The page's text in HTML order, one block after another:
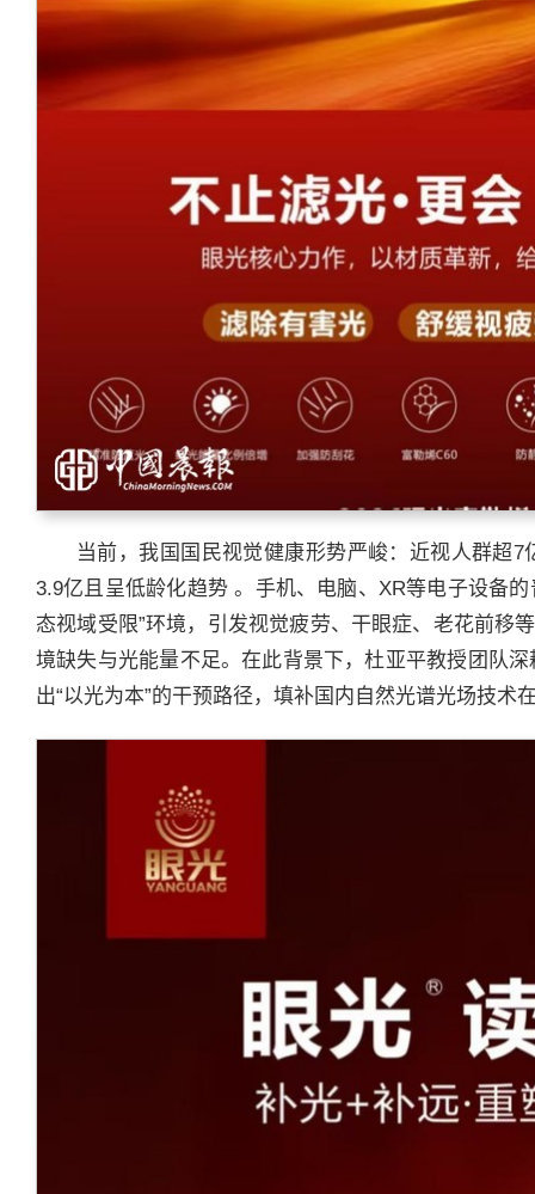
当前，我国国民视觉健康形势严峻：近视人群超
3.9亿且呈低龄化趋势 。手机、电脑、XR等电子设备
态视域受限”环境，引发视觉疲劳、干眼症、老花前移
境缺失与光能量不足。在此背景下，杜亚平教授团队
出“以光为本”的干预路径，填补国内自然光谱光场技术